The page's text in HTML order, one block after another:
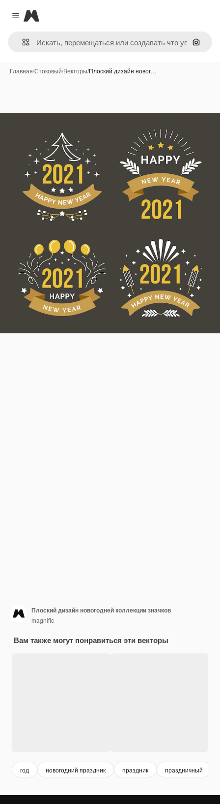
Close menu
Magnific
Поиск
Главная/Стоковый/Векторы/Плоский дизайн новог…
Плоский дизайн новогодней коллекции значков
magnific
Вам также могут понравиться эти векторы
год новогодний праздник праздник праздничный